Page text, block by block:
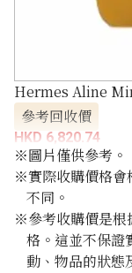
Hermes Aline
參考回收價
HKD 6,820.74
※圖片僅供參考。
※實際收購價格會
不同。
※參考收購價是根
格。這並不保證
動、物品的狀態